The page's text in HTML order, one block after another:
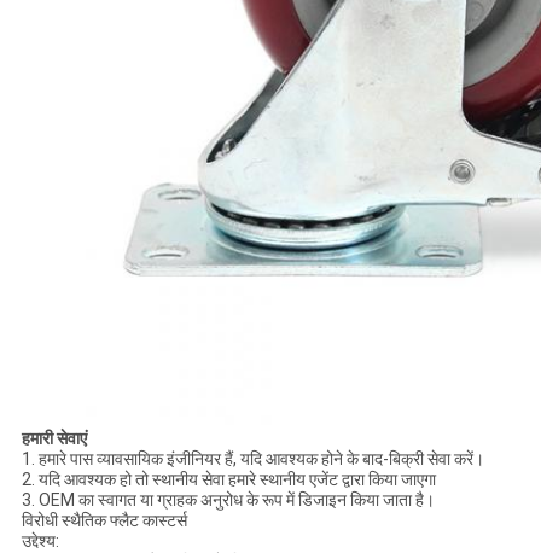
हमारी सेवाएं
1. हमारे पास व्यावसायिक इंजीनियर हैं, यदि आवश्यक होने के बाद-बिक्री सेवा करें।
2. यदि आवश्यक हो तो स्थानीय सेवा हमारे स्थानीय एजेंट द्वारा किया जाएगा
3. OEM का स्वागत या ग्राहक अनुरोध के रूप में डिजाइन किया जाता है।
विरोधी स्थैतिक फ्लैट कास्टर्स
उद्देश्य: